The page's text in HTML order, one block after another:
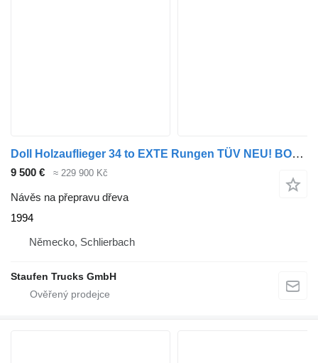
Doll Holzauflieger 34 to EXTE Rungen TÜV NEU! BOFA Holzauflieger 34 t
9 500 € ≈ 229 900 Kč
Návěs na přepravu dřeva
1994
Německo, Schlierbach
Staufen Trucks GmbH